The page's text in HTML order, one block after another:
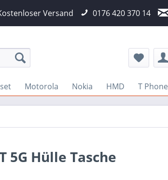
Versand 0176 420 370 14
Motorola Nokia HMD T Phone
5G Hülle Tasche